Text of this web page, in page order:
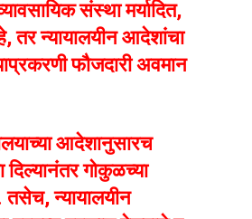
संस्था मर्यादित,
तर न्यायालयीन आदेशांचा
फौजदारी अवमान
आदेशानुसारच
दिल्यानंतर गोकुळच्या
न्यायालयीन